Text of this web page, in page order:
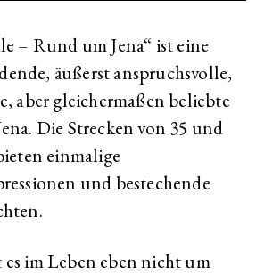
– Rund um Jena“ ist eine
äußerst anspruchsvolle,
aber gleichermaßen beliebte
Die Strecken von 35 und
einmalige
und bestechende
im Leben eben nicht um